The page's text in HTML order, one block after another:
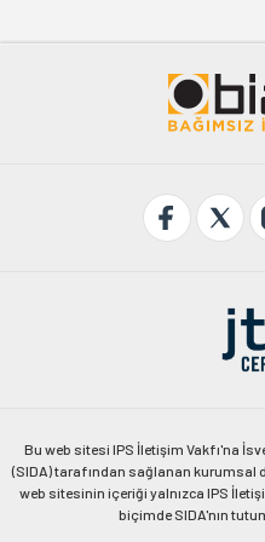
Bu web sitesi IPS İletişim Vakfı'na
(SIDA) tarafından sağlanan kurumsal
web sitesinin içeriği yalnızca IPS
biçimde SIDA'nın